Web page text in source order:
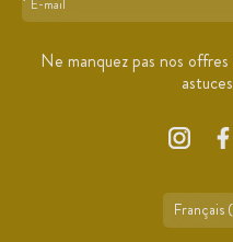
Format : adresse@email.com
Ne manquez pas nos
Français